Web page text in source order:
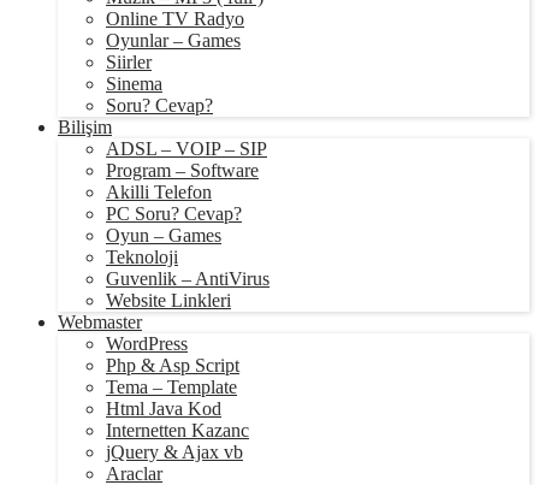
Online TV Radyo
Oyunlar – Games
Siirler
Sinema
Soru? Cevap?
Bilişim
ADSL – VOIP – SIP
Program – Software
Akilli Telefon
PC Soru? Cevap?
Oyun – Games
Teknoloji
Guvenlik – AntiVirus
Website Linkleri
Webmaster
WordPress
Php & Asp Script
Tema – Template
Html Java Kod
Internetten Kazanc
jQuery & Ajax vb
Araclar